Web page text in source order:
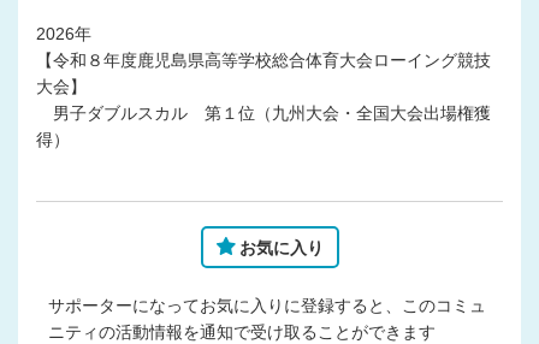
2026年
【令和８年度鹿児島県高等学校総合体育大会ローイング競技
大会】
男子ダブルスカル 第１位（九州大会・全国大会出場権獲
得）
お気に入り
サポーターになってお気に入りに登録すると、このコミュ
ニティの活動情報を通知で受け取ることができます